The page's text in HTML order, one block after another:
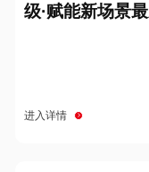
级·赋能新场景
进入详情